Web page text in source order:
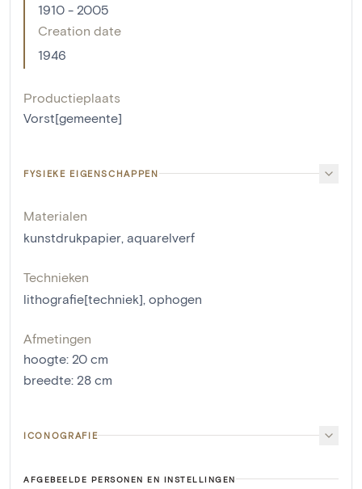
1910 - 2005
Creation date
1946
Productieplaats
Vorst[gemeente]
FYSIEKE EIGENSCHAPPEN
Materialen
kunstdrukpapier, aquarelverf
Technieken
lithografie[techniek], ophogen
Afmetingen
hoogte: 20 cm
breedte: 28 cm
ICONOGRAFIE
AFGEBEELDE PERSONEN EN INSTELLINGEN